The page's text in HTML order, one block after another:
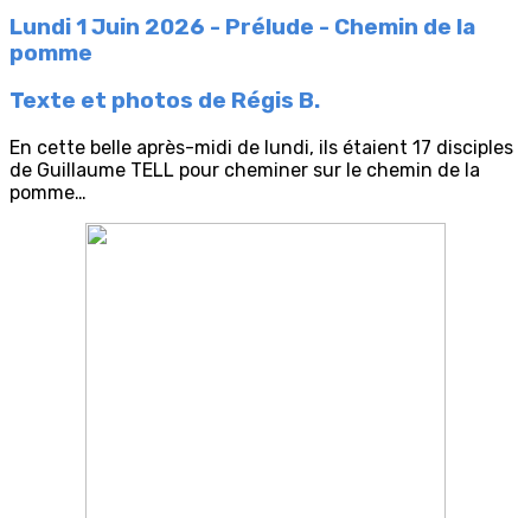
Lundi 1 Juin 2026 - Prélude - Chemin de la
pomme
Texte et photos de Régis B.
En cette belle après-midi de lundi, ils étaient 17 disciples
de Guillaume TELL pour cheminer sur le chemin de la
pomme…